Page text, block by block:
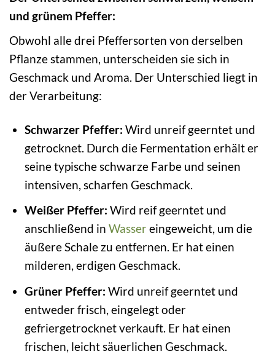
und grünem Pfeffer:
Obwohl alle drei Pfeffersorten von derselben
Pflanze stammen, unterscheiden sie sich in
Geschmack und Aroma. Der Unterschied liegt in
der Verarbeitung:
Schwarzer Pfeffer: Wird unreif geerntet und
getrocknet. Durch die Fermentation erhält er
seine typische schwarze Farbe und seinen
intensiven, scharfen Geschmack.
Weißer Pfeffer: Wird reif geerntet und
anschließend in Wasser eingeweicht, um die
äußere Schale zu entfernen. Er hat einen
milderen, erdigen Geschmack.
Grüner Pfeffer: Wird unreif geerntet und
entweder frisch, eingelegt oder
gefriergetrocknet verkauft. Er hat einen
frischen, leicht säuerlichen Geschmack.